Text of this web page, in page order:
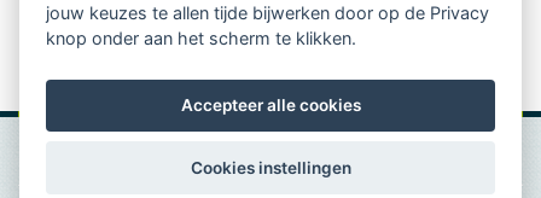
jouw keuzes te allen tijde bijwerken door op de Privacy
knop onder aan het scherm te klikken.
Accepteer alle cookies
Cookies instellingen